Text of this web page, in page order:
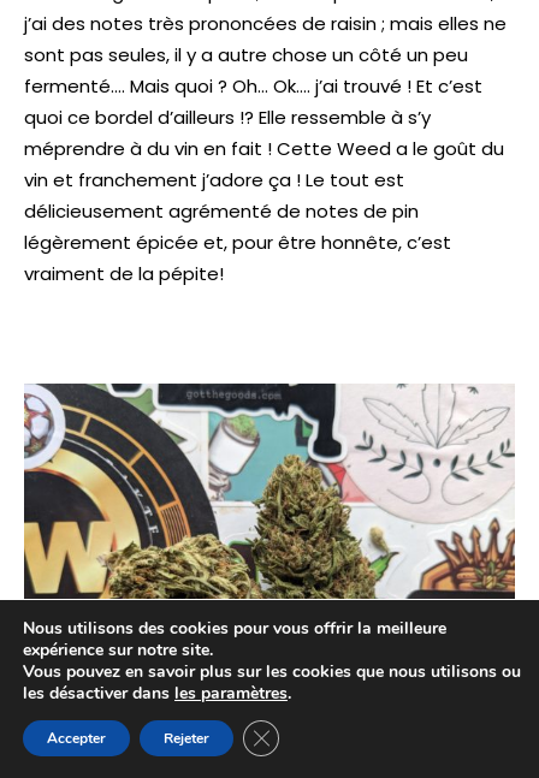
j’ai des notes très prononcées de raisin ; mais elles ne
sont pas seules, il y a autre chose un côté un peu
fermenté…. Mais quoi ? Oh… Ok…. j’ai trouvé ! Et c’est
quoi ce bordel d’ailleurs !? Elle ressemble à s’y
méprendre à du vin en fait ! Cette Weed a le goût du
vin et franchement j’adore ça ! Le tout est
délicieusement agrémenté de notes de pin
légèrement épicée et, pour être honnête, c’est
vraiment de la pépite!
Nous utilisons des cookies pour vous offrir la meilleure
expérience sur notre site.
Vous pouvez en savoir plus sur les cookies que nous utilisons ou
les désactiver dans les paramètres.
Accepter Rejeter Fermer la bannière des cookies